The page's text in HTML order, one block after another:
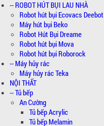
-- ROBOT HÚT BỤI LAU NHÀ
Robot hút bụi Ecovacs Deebot
Máy hút bụi Beko
Robot Hút Bụi Dreame
Robot hút bụi Mova
Robot hút bụi Roborock
-- Máy hủy rác
Máy hủy rác Teka
NỘI THẤT
-- Tủ bếp
An Cường
Tủ bếp Acrylic
Tủ bếp Melamin